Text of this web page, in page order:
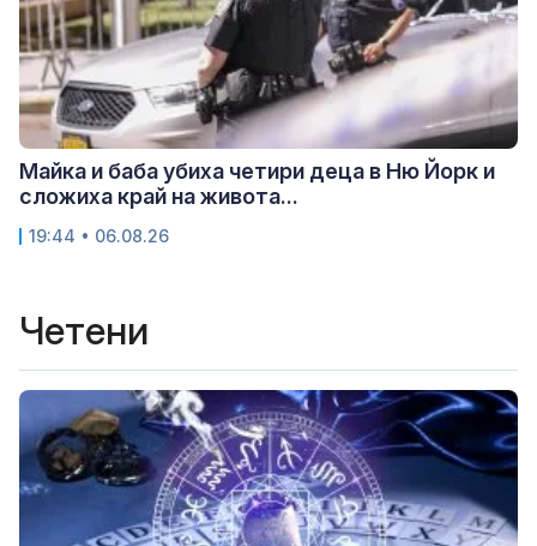
Майка и баба убиха четири деца в Ню Йорк и
сложиха край на живота...
19:44 • 06.08.26
Четени